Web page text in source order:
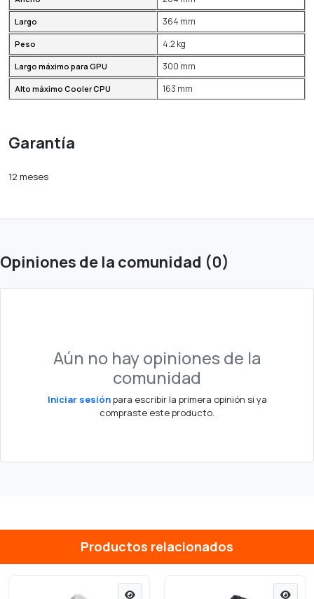
Largo 364 mm
Peso 4.2 kg
Largo máximo para GPU 300 mm
Alto máximo Cooler CPU 163 mm
Garantía
12 meses
Opiniones de la comunidad (0)
Aún no hay opiniones de la
comunidad
Iniciar sesiónpara escribir la primera opinión si ya
compraste este producto.
Productos relacionados